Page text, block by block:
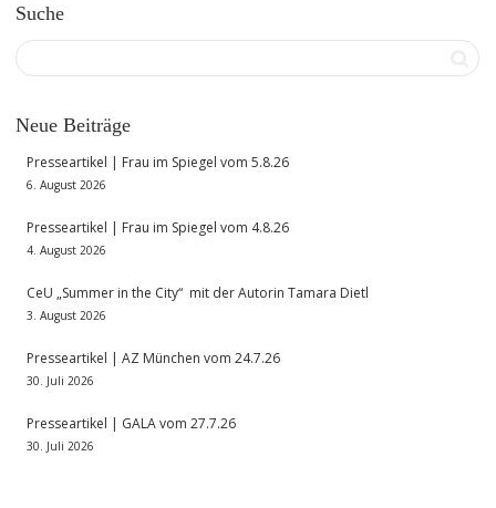
Suche
Neue Beiträge
Presseartikel | Frau im Spiegel vom 5.8.26
6. August 2026
Presseartikel | Frau im Spiegel vom 4.8.26
4. August 2026
CeU „Summer in the City“ mit der Autorin Tamara Dietl
3. August 2026
Presseartikel | AZ München vom 24.7.26
30. Juli 2026
Presseartikel | GALA vom 27.7.26
30. Juli 2026